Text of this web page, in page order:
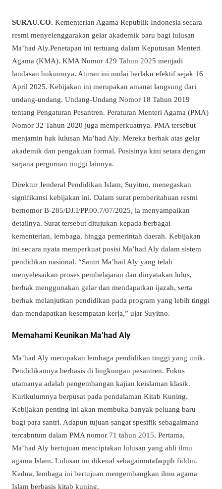
SURAU.CO. Kementerian Agama Republik Indonesia secara
resmi menyelenggarakan gelar akademik baru bagi lulusan
Ma’had Aly.Penetapan ini tertuang dalam Keputusan Menteri
Agama (KMA). KMA Nomor 429 Tahun 2025 menjadi
landasan hukumnya. Aturan ini mulai berlaku efektif sejak 16
April 2025. Kebijakan ini merupakan amanat langsung dari
undang-undang. Undang-Undang Nomor 18 Tahun 2019
tentang Pengaturan Pesantren. Peraturan Menteri Agama (PMA)
Nomor 32 Tahun 2020 juga memperkuatnya. PMA tersebut
menjamin hak lulusan Ma’had Aly. Mereka berhak atas gelar
akademik dan pengakuan formal. Posisinya kini setara dengan
sarjana perguruan tinggi lainnya.
Direktur Jenderal Pendidikan Islam, Suyitno, menegaskan
signifikansi kebijakan ini. Dalam surat pemberitahuan resmi
bernomor B-285/DJ.I/PP.00.7/07/2025, ia menyampaikan
detailnya. Surat tersebut ditujukan kepada berbagai
kementerian, lembaga, hingga pemerintah daerah. Kebijakan
ini secara nyata memperkuat posisi Ma’had Aly dalam sistem
pendidikan nasional. “Santri Ma’had Aly yang telah
menyelesaikan proses pembelajaran dan dinyatakan lulus,
berhak menggunakan gelar dan mendapatkan ijazah, serta
berhak melanjutkan pendidikan pada program yang lebih tinggi
dan mendapatkan kesempatan kerja,” ujar Suyitno.
Memahami Keunikan Ma’had Aly
Ma’had Aly merupakan lembaga pendidikan tinggi yang unik.
Pendidikannya berbasis di lingkungan pesantren. Fokus
utamanya adalah pengembangan kajian keislaman klasik.
Kurikulumnya berpusat pada pendalaman Kitab Kuning.
Kebijakan penting ini akan membuka banyak peluang baru
bagi para santri. Adapun tujuan sangat spesifik sebagaimana
tercabntum dalam PMA nomor 71 tahun 2015. Pertama,
Ma’had Aly bertujuan menciptakan lulusan yang ahli ilmu
agama Islam. Lulusan ini dikenal sebagaimutafaqqih fiddin.
Kedua, lembaga ini bertujuan mengembangkan ilmu agama
Islam berbasis kitab kuning.